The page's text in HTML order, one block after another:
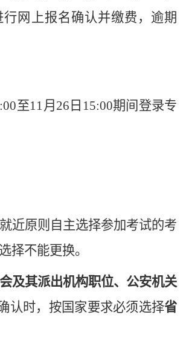
行网上报名确认并缴费，逾期
至11月26日15:00期间登录专
近原则自主选择参加考试的考
择不能更换。
及其派出机构职位、公安机关
认时，按国家要求必须选择省